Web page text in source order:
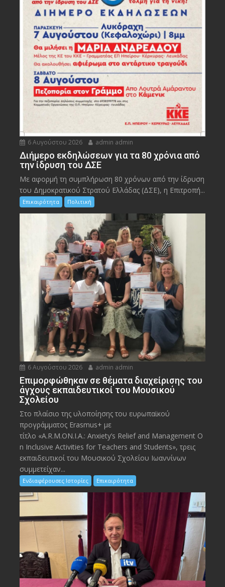
6 Αυγούστου 2026 admin admin
Διήμερο εκδηλώσεων για τα 80 χρόνια από
την ίδρυση του ΔΣΕ
Με αφορμή τη συμπλήρωση 80 χρόνων από την ίδρυση
του Δημοκρατικού Στρατού Ελλάδας (ΔΣΕ), η Επιτροπή...
Επικαιρότητα Πολιτική
6 Αυγούστου 2026 admin admin
Eπιμορφώθηκαν σε θέματα διαχείρισης του
άγχους εκπαιδευτικοί του Μουσικού
Σχολείου
Στο πλαίσιο της υλοποίησης του ευρωπαϊκού
προγράμματος Erasmus+ με
τίτλο «A.R.M.ON.I.A.: Anxiety’s Relief and Management O
n Inclusive Activities for Teachers and Students», τρεις
εκπαιδευτικοί του Μουσικού Σχολείου Ιωαννίνων
συμμετείχαν...
Ενδιαφέρουσες Ιστορίες Επικαιρότητα